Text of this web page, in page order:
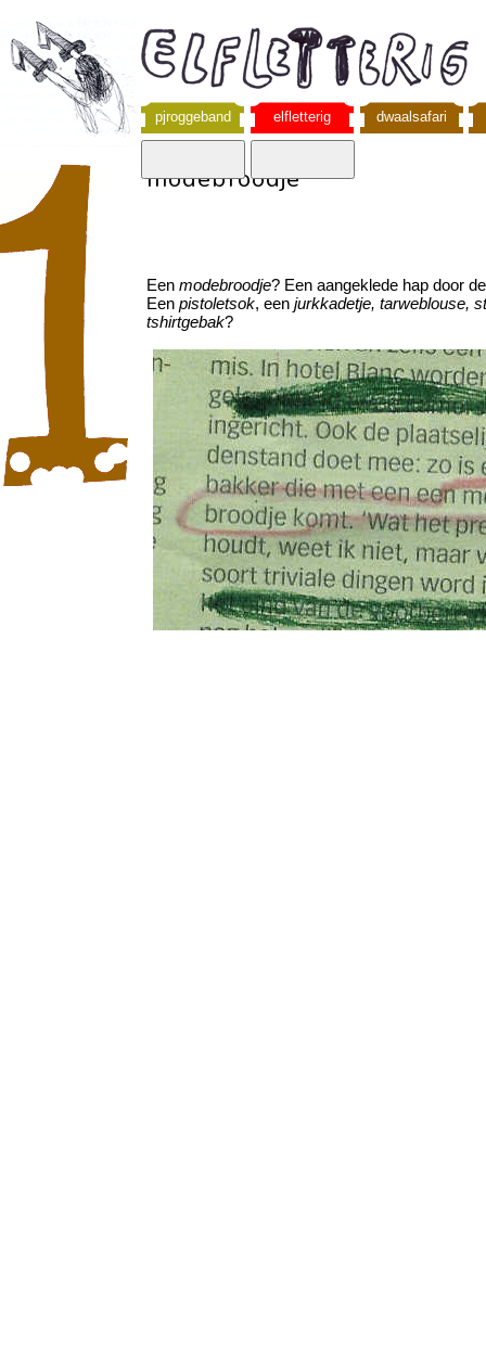
pjroggeband elfletterig dwaalsafari
modebroodje
Een modebroodje? Een aangeklede hap door
Een pistoletsok, een jurkkadetje, tarweblouse,
tshirtgebak?